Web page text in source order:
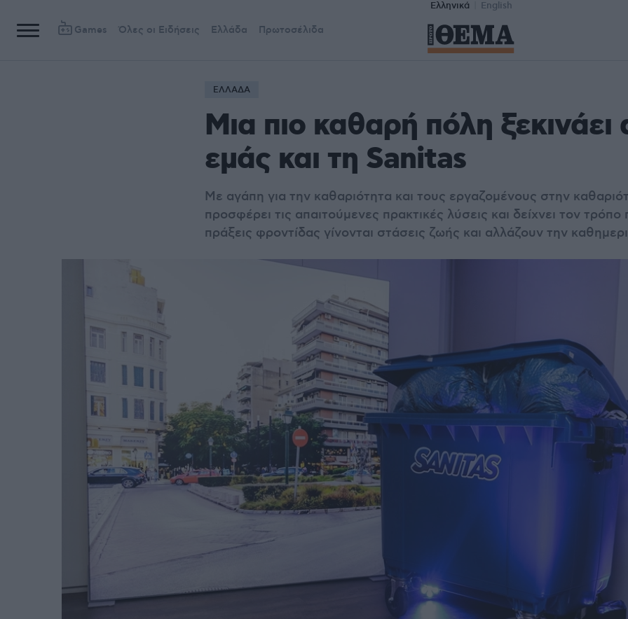
Ελληνικά English
Games Όλες οι Ειδήσεις Ελλάδα Πρωτοσέλιδα
ΕΛΛΑΔΑ
Μια πιο καθαρή πόλη ξεκινάει
εμάς και τη Sanitas
Με αγάπη για την καθαριότητα και τους εργαζομένους στην
προσφέρει τις απαιτούμενες πρακτικές λύσεις και δείχνει τον τρόπο
πράξεις φροντίδας γίνονται στάσεις ζωής και αλλάζουν την